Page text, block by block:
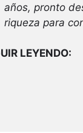
años, pronto
riqueza para
LEYENDO: